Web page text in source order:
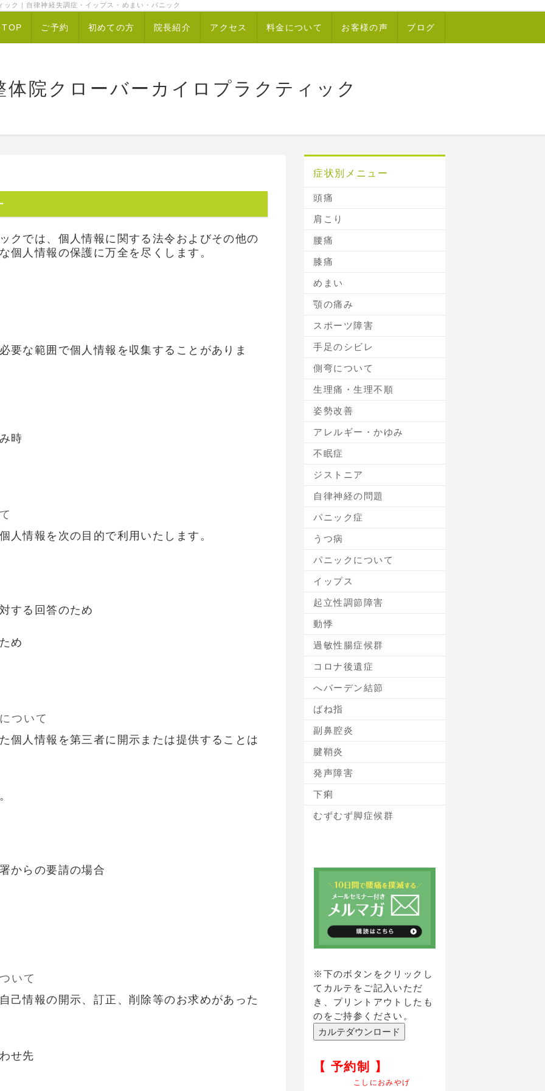
ク｜自律神経失調症・イップス・めまい・パニック
TOP ご予約 初めての方 院長紹介 アクセス 料金について お客様の声 ブログ
体院クローバーカイロプラクティック
クでは、個人情報に関する法令およびその他の
個人情報の保護に万全を尽くします。
要な範囲で個人情報を収集することがありま
時
人情報を次の目的で利用いたします。
する回答のため
め
ついて
個人情報を第三者に開示または提供することは
からの要請の場合
いて
己情報の開示、訂正、削除等のお求めがあった
せ先
症状別メニュー
頭痛
肩こり
腰痛
膝痛
めまい
顎の痛み
スポーツ障害
手足のシビレ
側弯について
生理痛・生理不順
姿勢改善
アレルギー・かゆみ
不眠症
ジストニア
自律神経の問題
パニック症
うつ病
パニックについて
イップス
起立性調節障害
動悸
過敏性腸症候群
コロナ後遺症
へバーデン結節
ばね指
副鼻腔炎
腱鞘炎
発声障害
下痢
むずむず脚症候群
※下のボタンをクリックし
てカルテをご記入いただ
き、プリントアウトしたも
のをご持参ください。
【 予約制 】
こしにおみやげ